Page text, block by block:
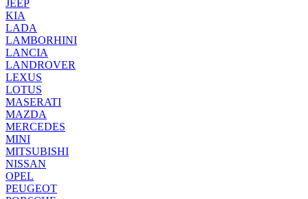
JEEP
KIA
LADA
LAMBORHINI
LANCIA
LANDROVER
LEXUS
LOTUS
MASERATI
MAZDA
MERCEDES
MINI
MITSUBISHI
NISSAN
OPEL
PEUGEOT